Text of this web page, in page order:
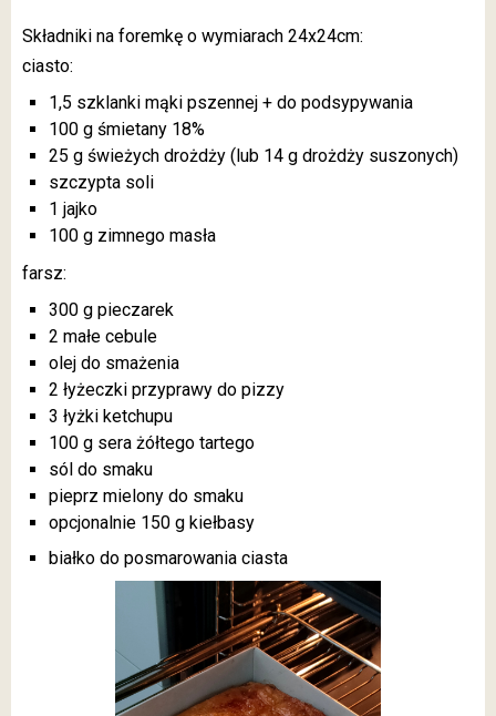
Składniki na foremkę o wymiarach 24x24cm:
ciasto:
1,5 szklanki mąki pszennej + do podsypywania
100 g śmietany 18%
25 g świeżych drożdży (lub 14 g drożdży suszonych)
szczypta soli
1 jajko
100 g zimnego masła
farsz:
300 g pieczarek
2 małe cebule
olej do smażenia
2 łyżeczki przyprawy do pizzy
3 łyżki ketchupu
100 g sera żółtego tartego
sól do smaku
pieprz mielony do smaku
opcjonalnie 150 g kiełbasy
białko do posmarowania ciasta